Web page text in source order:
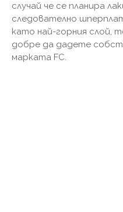
случай че се планира
следователно
като най-горния слой,
добре да дадете
марката FC.